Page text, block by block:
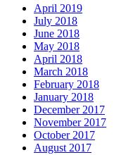
April 2019
July 2018
June 2018
May 2018
April 2018
March 2018
February 2018
January 2018
December 2017
November 2017
October 2017
August 2017